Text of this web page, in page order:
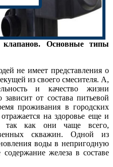
Основные типы
не имеет представления о
из своего смесителя. А,
и качество жизни
от состава питьевой
проживания в городских
на здоровье еще и
так как они чаще всего,
скважин. Одной из
воды в непригодную
содержание железа в составе